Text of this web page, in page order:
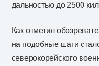
дальностью до 2500
Как отметил
на подобные шаги
северокорейского